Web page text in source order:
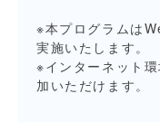
※本プログラムは
実施いたします。
※インターネット
加いただけます。